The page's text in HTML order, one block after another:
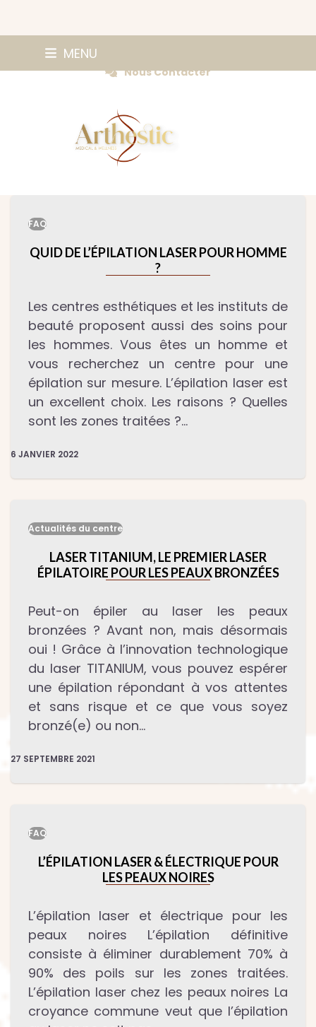
MENU
Nous Contacter
FAQ
QUID DE L’ÉPILATION LASER POUR HOMME
?
Les centres esthétiques et les instituts de
beauté proposent aussi des soins pour
les hommes. Vous êtes un homme et
vous recherchez un centre pour une
épilation sur mesure. L’épilation laser est
un excellent choix. Les raisons ? Quelles
sont les zones traitées ?…
6 JANVIER 2022
Actualités du centre
LASER TITANIUM, LE PREMIER LASER
ÉPILATOIRE POUR LES PEAUX BRONZÉES
Peut-on épiler au laser les peaux
bronzées ? Avant non, mais désormais
oui ! Grâce à l’innovation technologique
du laser TITANIUM, vous pouvez espérer
une épilation répondant à vos attentes
et sans risque et ce que vous soyez
bronzé(e) ou non…
27 SEPTEMBRE 2021
FAQ
L’ÉPILATION LASER & ÉLECTRIQUE POUR
LES PEAUX NOIRES
L’épilation laser et électrique pour les
peaux noires L’épilation définitive
consiste à éliminer durablement 70% à
90% des poils sur les zones traitées.
L’épilation laser chez les peaux noires La
croyance commune veut que l’épilation